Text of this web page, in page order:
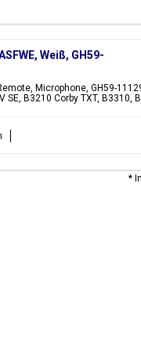
Black,
Weiß, GH59-
Microphone, GH59-
SE, B3210 Corby TXT, B3310,
*